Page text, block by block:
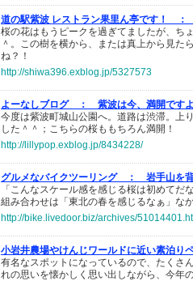
道の駅紫波 レストラン果里ん亭です！ ：
桜の花はもうピークを過ぎてましたが、ち
＾。この樹を横から、または真上から見た
ね？！
http://shiwa396.exblog.jp/5327573
よーなしブログ ：
紫波は今、満開ですよ
今度は紫波町城山公園へ。道路は渋滞。上
した＾＾；こちらの桜ももちろん満開！
http://lillypop.exblog.jp/8434228/
グルメなバイクツーリング ：
岩手山を
「こんなスケール感を感じる桜は初めて
組み合わせは「東北の春を感じるなぁ」な
http://bike.livedoor.biz/archives/
小岩井農場やけんじワールドに近い素泊り
有名なスポットになっているので、たくさ
れの思いを懐かしく思い出しながら、今年